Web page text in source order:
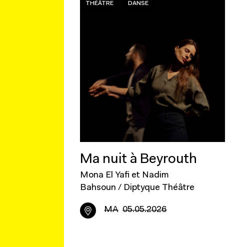
THÉÂTRE DANSE
Ma nuit à Beyrouth
Mona El Yafi et Nadim
Bahsoun / Diptyque Théâtre
MA 05.05.2026